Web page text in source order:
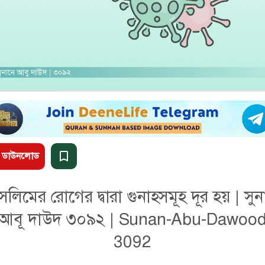
ডাউনলোড
রোগের দ্বারা গুনাহসমূহ দূর হয় |
দাউদ ৩০৯২ | Sunan-Abu-
3092